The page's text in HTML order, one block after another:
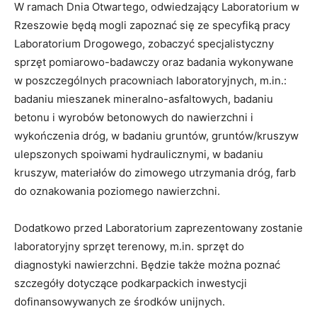
W ramach Dnia Otwartego, odwiedzający Laboratorium w
Rzeszowie będą mogli zapoznać się ze specyfiką pracy
Laboratorium Drogowego, zobaczyć specjalistyczny
sprzęt pomiarowo-badawczy oraz badania wykonywane
w poszczególnych pracowniach laboratoryjnych, m.in.:
badaniu mieszanek mineralno-asfaltowych, badaniu
betonu i wyrobów betonowych do nawierzchni i
wykończenia dróg, w badaniu gruntów, gruntów/kruszyw
ulepszonych spoiwami hydraulicznymi, w badaniu
kruszyw, materiałów do zimowego utrzymania dróg, farb
do oznakowania poziomego nawierzchni.
Dodatkowo przed Laboratorium zaprezentowany zostanie
laboratoryjny sprzęt terenowy, m.in. sprzęt do
diagnostyki nawierzchni. Będzie także można poznać
szczegóły dotyczące podkarpackich inwestycji
dofinansowywanych ze środków unijnych.